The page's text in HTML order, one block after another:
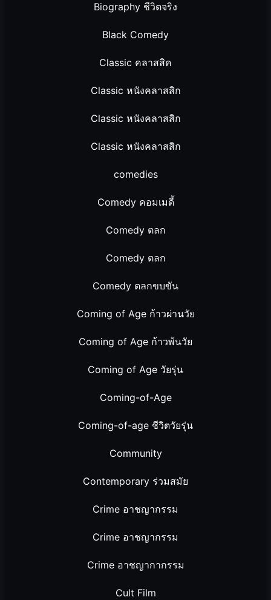
Biography ชีวิตจริง
Black Comedy
Classic คลาสสิค
Classic หนังคลาสสิก
Classic หนังคลาสสิก
Classic หนังคลาสสิก
comedies
Comedy คอมเมดี้
Comedy ตลก
Comedy ตลก
Comedy ตลกขบขัน
Coming of Age ก้าวผ่านวัย
Coming of Age ก้าวพ้นวัย
Coming of Age วัยรุ่น
Coming-of-Age
Coming-of-age ชีวิตวัยรุ่น
Community
Contemporary ร่วมสมัย
Crime อาชญากรรม
Crime อาชญากรรม
Crime อาชญากากรรม
Cult Film